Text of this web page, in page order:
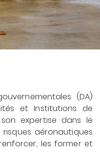
(DA)
et Institutions de
expertise dans le
aéronautiques
les former et